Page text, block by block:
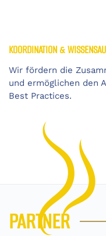
KOORDINATION &
Wir fördern die
und ermöglichen den
Best Practices.
PARTNER